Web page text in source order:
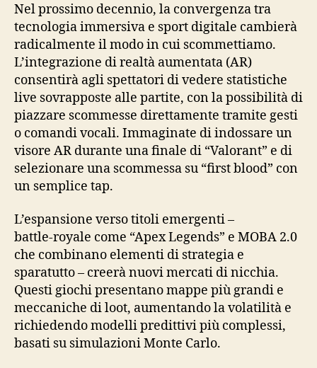
Nel prossimo decennio, la convergenza tra
tecnologia immersiva e sport digitale cambierà
radicalmente il modo in cui scommettiamo.
L’integrazione di realtà aumentata (AR)
consentirà agli spettatori di vedere statistiche
live sovrapposte alle partite, con la possibilità di
piazzare scommesse direttamente tramite gesti
o comandi vocali. Immaginate di indossare un
visore AR durante una finale di “Valorant” e di
selezionare una scommessa su “first blood” con
un semplice tap.
L’espansione verso titoli emergenti –
battle‑royale come “Apex Legends” e MOBA 2.0
che combinano elementi di strategia e
sparatutto – creerà nuovi mercati di nicchia.
Questi giochi presentano mappe più grandi e
meccaniche di loot, aumentando la volatilità e
richiedendo modelli predittivi più complessi,
basati su simulazioni Monte Carlo.